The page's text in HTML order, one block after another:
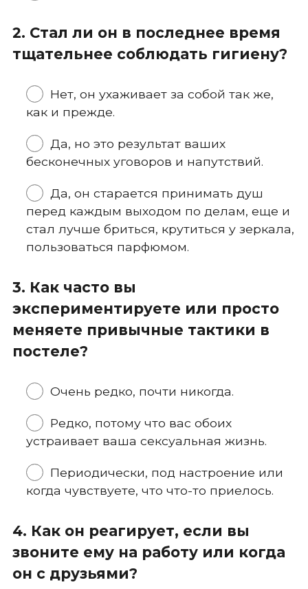
2. Стал ли он в последнее время
тщательнее соблюдать гигиену?
Нет, он ухаживает за собой так же,
как и прежде.
Да, но это результат ваших
бесконечных уговоров и напутствий.
Да, он старается принимать душ
перед каждым выходом по делам, еще и
стал лучше бриться, крутиться у зеркала,
пользоваться парфюмом.
3. Как часто вы
экспериментируете или просто
меняете привычные тактики в
постеле?
Очень редко, почти никогда.
Редко, потому что вас обоих
устраивает ваша сексуальная жизнь.
Периодически, под настроение или
когда чувствуете, что что-то приелось.
4. Как он реагирует, если вы
звоните ему на работу или когда
он с друзьями?